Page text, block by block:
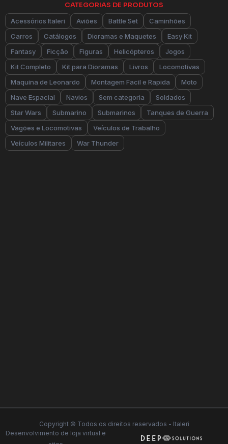
CATEGORIAS DE PRODUTOS
Acessórios Italeri Aviões Battle Set
Caminhões
Carros
Catálogos Dioramas e Maquetes
Easy Kit
Fantasy
Ficção Figuras Helicópteros
Jogos
Kit Completo
Kit para Dioramas Livros
Locomotivas
Maquina de Leonardo
Montagem Facil e Rapida
Moto
Nave Espacial
Navios Sem categoria
Soldados
Star Wars
Submarino Submarinos
Tanques de Guerra
Vagões e Locomotivas
Veículos de Trabalho
Veículos Militares
War Thunder
Copyright © Todos os direitos reservados - Italeri
Desenvolvimento de loja virtual e